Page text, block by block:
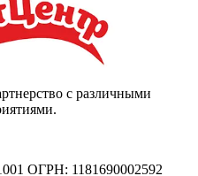
с различными
ОГРН: 1181690002592